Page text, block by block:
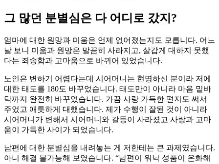
그 많던 분별심은 다 어디로 갔지?
엄마에 대한 원망과 미움은 언제 없어졌는지도 모릅니다. 어느
날 보니 미움과 원망은 말끔히 사라지고, 살갑게 대하지 못했
다는 죄송함과 고마움으로 바뀌어 있었습니다.
노인은 변하기 어렵다는데 시어머니는 현명하신 분이라 저에
대한 태도를 180도 바꾸었습니다. 태도만이 아니라 마음 밑바
닥까지 완전히 바꾸었습니다. 가끔 사랑 가득한 편지도 써서
주었고 애틋하게 대했습니다. 제가 수행이 잘된 것이 아니라
시어머니가 변해서 시어머니와 갈등이 사라졌고 사랑과 고마
움이 가득한 사이가 되었습니다.
남편에 대한 분별심을 내려놓는 게 저한테는 큰 과제였습니다.
아니 해결 불가능해 보였습니다. “남편이 워낙 성품이 온화해